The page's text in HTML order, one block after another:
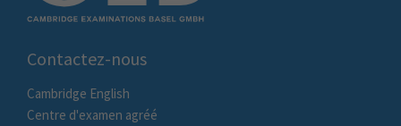
Contactez-nous
Cambridge English
Centre d'examen agréé